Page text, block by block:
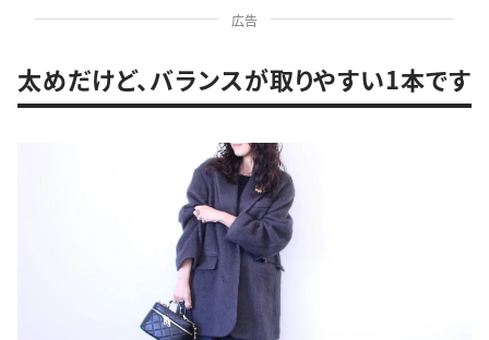
広告
太めだけど、バランスが取りやすい1本です